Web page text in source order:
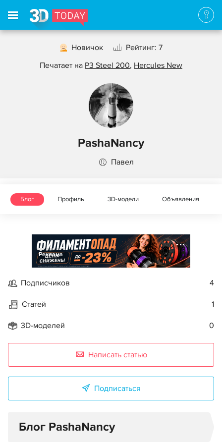
Новичок
Рейтинг: 7
Печатает на P3 Steel 200, Hercules New
PashaNancy
Павел
Блог Профиль 3D-модели Объявления
Реклама
Подписчиков 4
Статей 1
3D-моделей 0
Написать статью
Подписаться
Блог PashaNancy